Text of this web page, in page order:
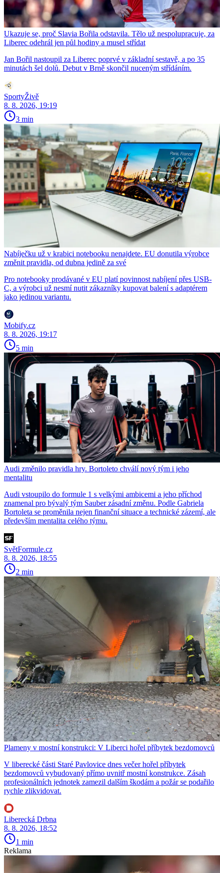
Ukazuje se, proč Slavia Bořila odstavila. Tělo už nespolupracuje, za
Liberec odehrál jen půl hodiny a musel střídat
Jan Bořil nastoupil za Liberec poprvé v základní sestavě, a po 35
minutách šel dolů. Debut v Brně skončil nuceným střídáním.
SportyŽivě
8. 8. 2026, 19:19
3 min
Nabíječku už v krabici notebooku nenajdete. EU donutila výrobce
změnit pravidla, od dubna jedině za své
Pro notebooky prodávané v EU platí povinnost nabíjení přes USB-
C, a výrobci už nesmí nutit zákazníky kupovat balení s adaptérem
jako jedinou variantu.
Mobify.cz
8. 8. 2026, 19:17
5 min
Audi změnilo pravidla hry. Bortoleto chválí nový tým i jeho
mentalitu
Audi vstoupilo do formule 1 s velkými ambicemi a jeho příchod
znamenal pro bývalý tým Sauber zásadní změnu. Podle Gabriela
Bortoleta se proměnila nejen finanční situace a technické zázemí, ale
především mentalita celého týmu.
SvětFormule.cz
8. 8. 2026, 18:55
2 min
Plameny v mostní konstrukci: V Liberci hořel příbytek bezdomovců
V liberecké části Staré Pavlovice dnes večer hořel příbytek
bezdomovců vybudovaný přímo uvnitř mostní konstrukce. Zásah
profesionálních jednotek zamezil dalším škodám a požár se podařilo
rychle zlikvidovat.
Liberecká Drbna
8. 8. 2026, 18:52
1 min
Reklama